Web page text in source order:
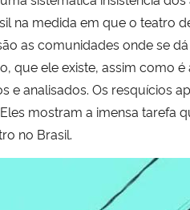
na medida em que o teatro
as comunidades onde se
que ele existe, assim como
e analisados. Os resquícios
mostram a imensa tarefa
no Brasil.